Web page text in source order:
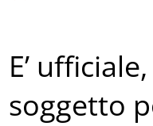
E’
soggetto